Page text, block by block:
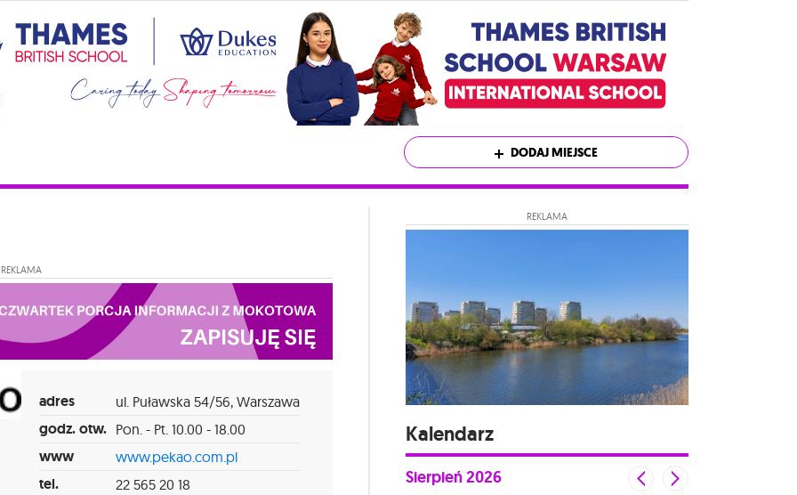
DODAJ MIEJSCE
REKLAMA
adres ul. Puławska 54/56, Warszawa
godz. otw. Pon. - Pt. 10.00 - 18.00
www www.pekao.com.pl
tel. 22 565 20 18
REKLAMA
Kalendarz
Sierpień2026